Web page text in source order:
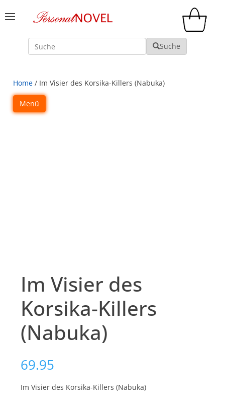
Suche Suche
Home / Im Visier des Korsika-Killers (Nabuka)
Menü
Im Visier des
Korsika-Killers
(Nabuka)
69.95
Im Visier des Korsika-Killers (Nabuka)